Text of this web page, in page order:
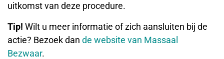
uitkomst van deze procedure.
Tip! Wilt u meer informatie of zich aansluiten bij de
actie? Bezoek dan de website van Massaal
Bezwaar.